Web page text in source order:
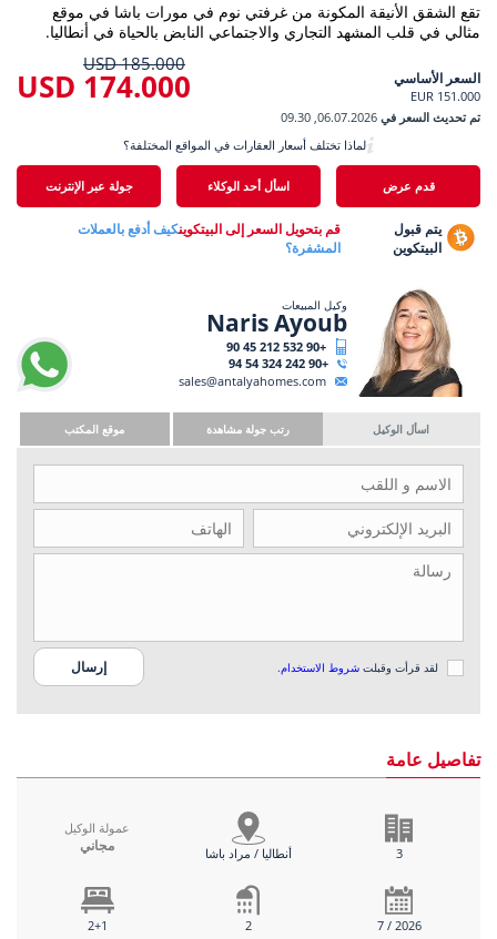
تقع الشقق الأنيقة المكونة من غرفتي نوم في مورات باشا في موقع
مثالي في قلب المشهد التجاري والاجتماعي النابض بالحياة في أنطاليا.
السعر الأساسي
151.000 EUR
185.000 USD
174.000 USD
تم تحديث السعر في 06.07.2026, 09.30
قدم عرض اسأل أحد الوكلاء جولة عبر الإنترنت
لماذا تختلف أسعار العقارات في المواقع المختلفة؟
يتم قبول
البيتكوين
قم بتحويل السعر إلى البيتكوينكيف أدفع بالعملات
المشفرة؟
وكيل المبيعات
Naris Ayoub
+90 532 212 45 90
+90 242 324 54 94
sales@antalyahomes.com
اسأل الوكيل رتب جولة مشاهدة موقع المكتب
لقد قرأت وقبلت شروط الاستخدام.
تفاصيل عامة
عمولة الوكيل
مجاني أنطاليا / مراد باشا 3
2+1 2 7 / 2026